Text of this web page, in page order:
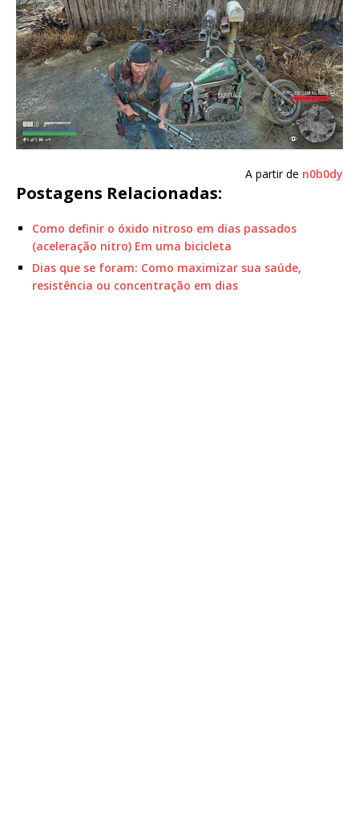
A partir de n0b0dy
Postagens Relacionadas:
Como definir o óxido nitroso em dias passados
(aceleração nitro) Em uma bicicleta
Dias que se foram: Como maximizar sua saúde,
resistência ou concentração em dias